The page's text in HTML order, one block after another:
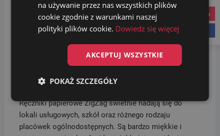
Ręczniki papierowe ZZ Białe
Ręczniki papierowe ZigZag świetnie nadają się do
lokali usługowych, szkół oraz różnego rodzaju
placówek ogólnodostępnych. Są bardzo miękkie i
instagram
na używanie przez nas wszystkich plików
cookie zgodnie z warunkami naszej
polityki plików cookie. Dowiedz się więcej
AKCEPTUJ WSZYSTKIE
POKAŻ SZCZEGÓŁY